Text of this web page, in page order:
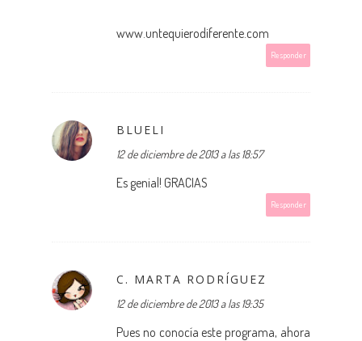
www.untequierodiferente.com
Responder
BLUELI
12 de diciembre de 2013 a las 18:57
Es genial! GRACIAS
Responder
C. MARTA RODRÍGUEZ
12 de diciembre de 2013 a las 19:35
Pues no conocía este programa, ahora